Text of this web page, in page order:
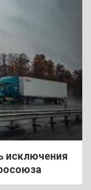
исключения